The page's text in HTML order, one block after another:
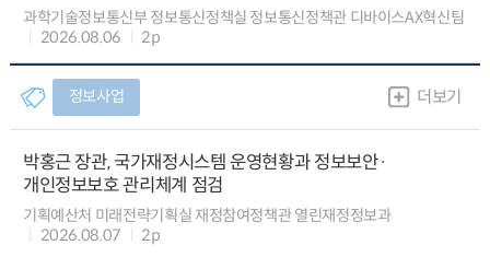
과학기술정보통신부 정보통신정책실 정보통신정책관 디바이스AX혁신팀
2026.08.06
2p
정보사업 더보기
박홍근 장관, 국가재정시스템 운영현황과 정보보안·
개인정보보호 관리체계 점검
기획예산처 미래전략기획실 재정참여정책관 열린재정정보과
2026.08.07
2p